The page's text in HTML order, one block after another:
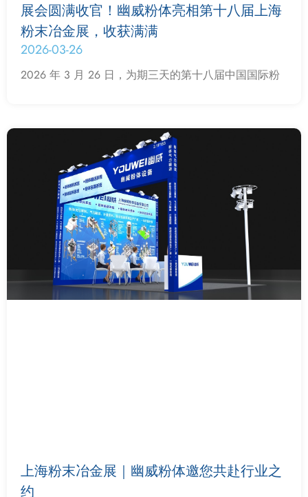
展会圆满收官！幽威粉体亮相第十八届上海
粉末冶金展，收获满满
2026-03-26
2026 年 3 月 26 日，为期三天的第十八届中国国际粉
上海粉末冶金展｜幽威粉体邀您共赴行业之
约